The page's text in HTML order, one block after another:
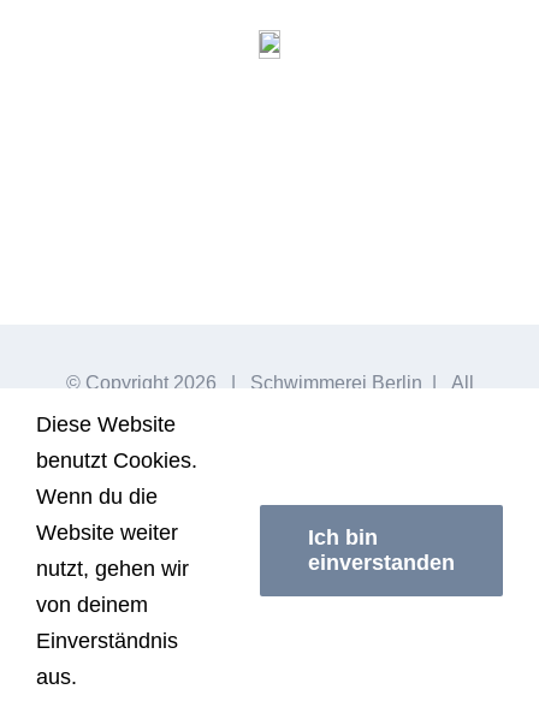
© Copyright 2026 | Schwimmerei Berlin | All
Rights Reserved |
Instagram
Diese Website
benutzt Cookies.
Wenn du die
Website weiter
nutzt, gehen wir
von deinem
Einverständnis
aus.
Ich bin
einverstanden